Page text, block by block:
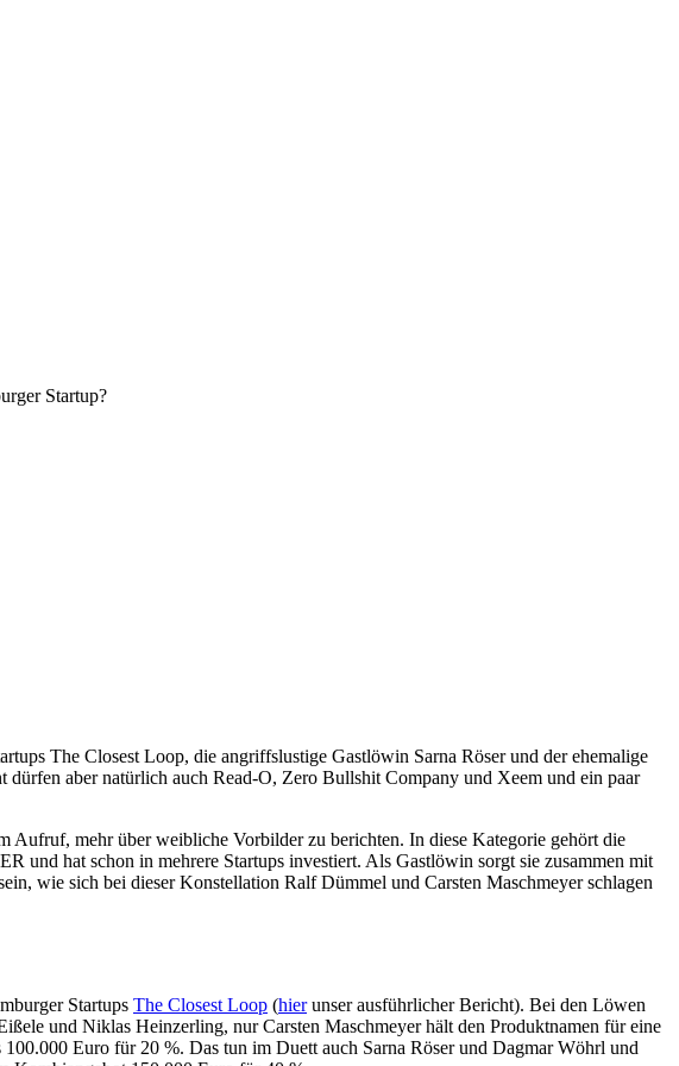
Startup?
The Closest Loop, die angriffslustige Gastlöwin Sarna Röser und der ehemalige
aber natürlich auch Read-O, Zero Bullshit Company und Xeem und ein paar
Aufruf, mehr über weibliche Vorbilder zu berichten. In diese Kategorie gehört die
und hat schon in mehrere Startups investiert. Als Gastlöwin sorgt sie zusammen mit
wie sich bei dieser Konstellation Ralf Dümmel und Carsten Maschmeyer schlagen
Startups The Closest Loop (hierunser ausführlicher Bericht). Bei den Löwen
und Niklas Heinzerling, nur Carsten Maschmeyer hält den Produktnamen für eine
Euro für 20 %. Das tun im Duett auch Sarna Röser und Dagmar Wöhrl und